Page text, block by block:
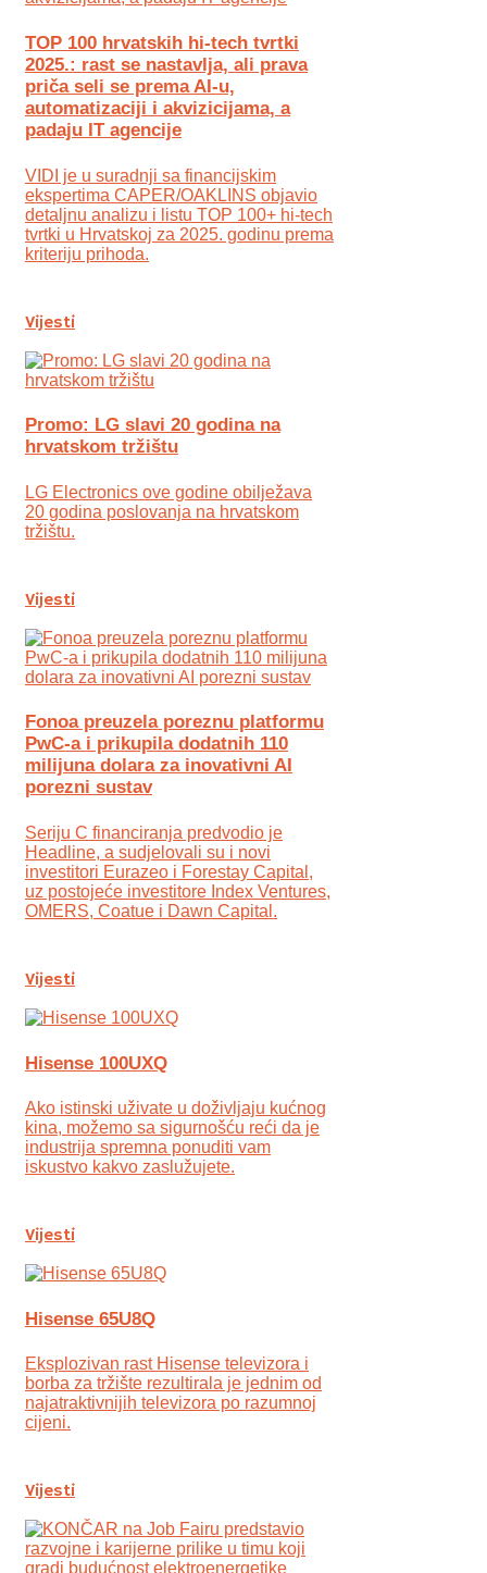
TOP 100 hrvatskih hi-tech tvrtki
2025.: rast se nastavlja, ali prava
priča seli se prema AI-u,
automatizaciji i akvizicijama, a
padaju IT agencije
VIDI je u suradnji sa financijskim
ekspertima CAPER/OAKLINS objavio
detaljnu analizu i listu TOP 100+ hi-tech
tvrtki u Hrvatskoj za 2025. godinu prema
kriteriju prihoda.
Vijesti
Promo: LG slavi 20 godina na
hrvatskom tržištu
LG Electronics ove godine obilježava
20 godina poslovanja na hrvatskom
tržištu.
Vijesti
Fonoa preuzela poreznu platformu
PwC-a i prikupila dodatnih 110
milijuna dolara za inovativni AI
porezni sustav
Seriju C financiranja predvodio je
Headline, a sudjelovali su i novi
investitori Eurazeo i Forestay Capital,
uz postojeće investitore Index Ventures,
OMERS, Coatue i Dawn Capital.
Vijesti
Hisense 100UXQ
Ako istinski uživate u doživljaju kućnog
kina, možemo sa sigurnošću reći da je
industrija spremna ponuditi vam
iskustvo kakvo zaslužujete.
Vijesti
Hisense 65U8Q
Eksplozivan rast Hisense televizora i
borba za tržište rezultirala je jednim od
najatraktivnijih televizora po razumnoj
cijeni.
Vijesti